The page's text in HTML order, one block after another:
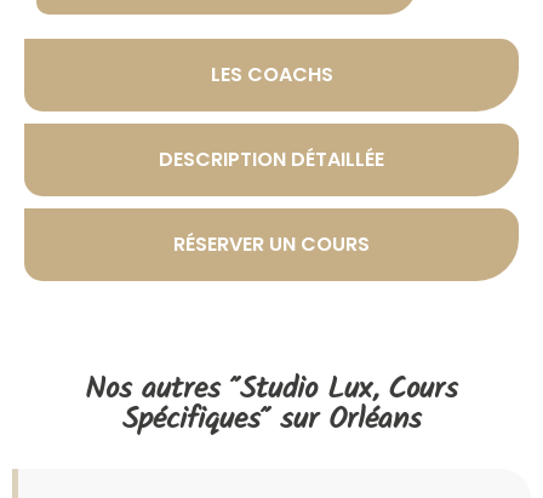
LES COACHS
DESCRIPTION DÉTAILLÉE
RÉSERVER UN COURS
Nos autres "Studio Lux, Cours
Spécifiques" sur Orléans